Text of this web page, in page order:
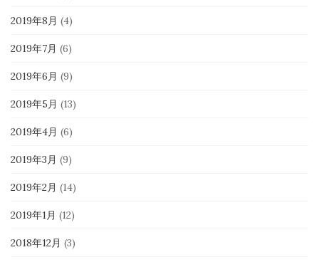
2019年8月 (4)
2019年7月 (6)
2019年6月 (9)
2019年5月 (13)
2019年4月 (6)
2019年3月 (9)
2019年2月 (14)
2019年1月 (12)
2018年12月 (3)